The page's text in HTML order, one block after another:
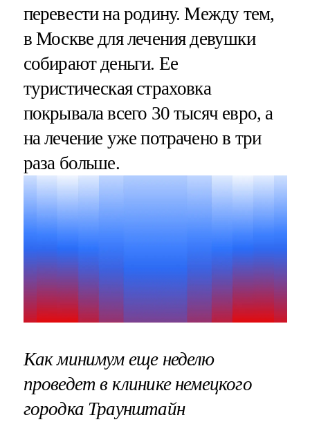
перевести на родину. Между тем,
в Москве для лечения девушки
собирают деньги. Ее
туристическая страховка
покрывала всего 30 тысяч евро, а
на лечение уже потрачено в три
раза больше.
Как минимум еще неделю
проведет в клинике немецкого
городка Траунштайн